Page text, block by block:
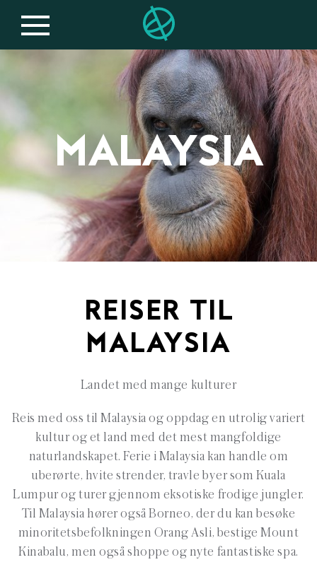
MALAYSIA
REISER TIL
MALAYSIA
Landet med mange kulturer
Reis med oss til Malaysia og oppdag en utrolig variert
kultur og et land med det mest mangfoldige
naturlandskapet. Ferie i Malaysia kan handle om
uberørte, hvite strender, travle byer som Kuala
Lumpur og turer gjennom eksotiske frodige jungler.
Til Malaysia hører også Borneo, der du kan besøke
minoritetsbefolkningen Orang Asli, bestige Mount
Kinabalu, men også shoppe og nyte fantastiske spa.